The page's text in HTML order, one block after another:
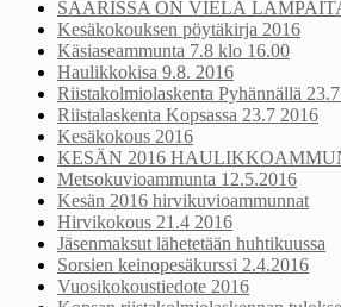
SAARISSA ON VIELÄ
Kesäkokouksen pöytäkirja 2016
Käsiaseammunta 7.8 klo 16.00
Haulikkokisa 9.8. 2016
Riistakolmiolaskenta Pyhännällä
Riistalaskenta Kopsassa 23.7 2016
Kesäkokous 2016
KESÄN 2016
Metsokuvioammunta 12.5.2016
Kesän 2016 hirvikuvioammunnat
Hirvikokous 21.4 2016
Jäsenmaksut lähetetään huhtikuussa
Sorsien keinopesäkurssi 2.4.2016
Vuosikokoustiedote 2016